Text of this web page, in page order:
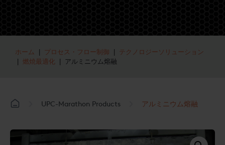
ホーム プロセス・フロー制御
テクノロジーソリューション
燃焼最適化 | アルミニウム熔融
UPC-Marathon Products アルミニウム熔融